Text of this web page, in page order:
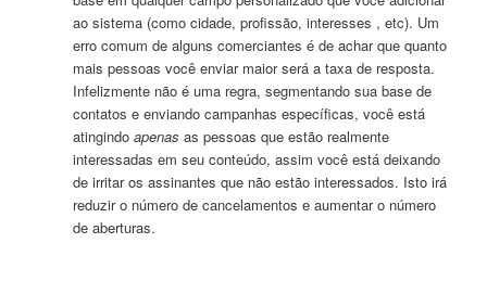
ao sistema (como cidade, profissão, interesses , etc). Um
erro comum de alguns comerciantes é de achar que quanto
mais pessoas você enviar maior será a taxa de resposta.
Infelizmente não é uma regra, segmentando sua base de
contatos e enviando campanhas específicas, você está
atingindo apenas as pessoas que estão realmente
interessadas ​​em seu conteúdo, assim você está deixando
de irritar os assinantes que não estão interessados. Isto irá
reduzir o número de cancelamentos e aumentar o número
de aberturas.